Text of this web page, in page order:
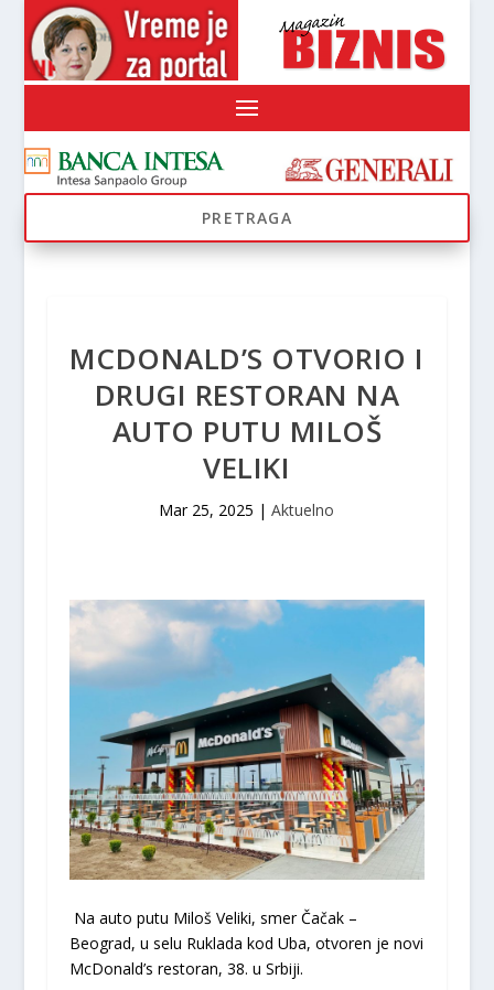
MCDONALD’S OTVORIO I
DRUGI RESTORAN NA
AUTO PUTU MILOŠ
VELIKI
Mar 25, 2025 |Aktuelno
Na auto putu Miloš Veliki, smer Čačak –
Beograd, u selu Ruklada kod Uba, otvoren je novi
McDonald’s restoran, 38. u Srbiji.